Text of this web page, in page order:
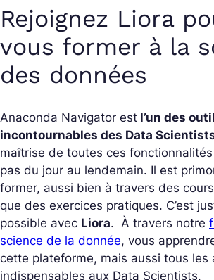
Rejoignez Liora
vous former à la
des données
Anaconda Navigator est l’un des
incontournables des Data
maîtrise de toutes ces fonctionnalités
pas du jour au lendemain. Il est
former, aussi bien à travers des
que des exercices pratiques. C’est
possible avec Liora. À travers notre
science de la donnée, vous
cette plateforme, mais aussi tous les
indispensables aux Data Scientists.